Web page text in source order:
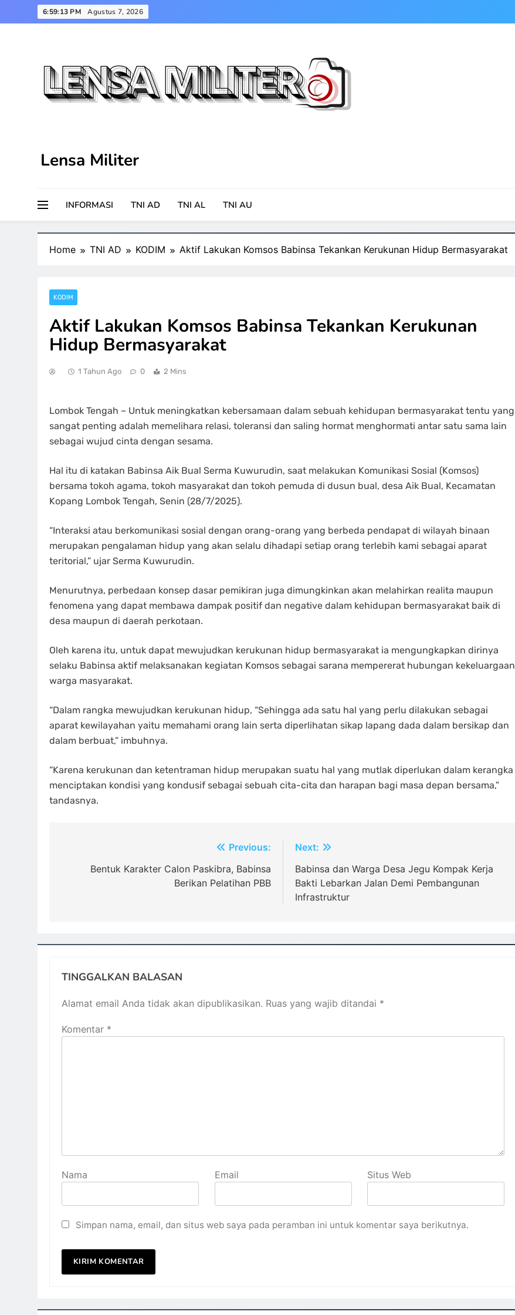
to
6:59:14 PM Agustus 7, 2026
Lensa Militer
INFORMASI TNI AD TNI AL TNI AU
Home TNI AD KODIM Aktif Lakukan Komsos Babinsa Tekankan Kerukunan Hidup Bermasyarakat
KODIM
Aktif Lakukan Komsos Babinsa Tekankan Kerukunan
Hidup Bermasyarakat
1 Tahun Ago 0 2 Mins
Lombok Tengah – Untuk meningkatkan kebersamaan dalam sebuah kehidupan bermasyarakat tentu yang
sangat penting adalah memelihara relasi, toleransi dan saling hormat menghormati antar satu sama lain
sebagai wujud cinta dengan sesama.
Hal itu di katakan Babinsa Aik Bual Serma Kuwurudin, saat melakukan Komunikasi Sosial (Komsos)
bersama tokoh agama, tokoh masyarakat dan tokoh pemuda di dusun bual, desa Aik Bual, Kecamatan
Kopang Lombok Tengah, Senin (28/7/2025).
“Interaksi atau berkomunikasi sosial dengan orang-orang yang berbeda pendapat di wilayah binaan
merupakan pengalaman hidup yang akan selalu dihadapi setiap orang terlebih kami sebagai aparat
teritorial,” ujar Serma Kuwurudin.
Menurutnya, perbedaan konsep dasar pemikiran juga dimungkinkan akan melahirkan realita maupun
fenomena yang dapat membawa dampak positif dan negative dalam kehidupan bermasyarakat baik di
desa maupun di daerah perkotaan.
Oleh karena itu, untuk dapat mewujudkan kerukunan hidup bermasyarakat ia mengungkapkan dirinya
selaku Babinsa aktif melaksanakan kegiatan Komsos sebagai sarana mempererat hubungan kekeluargaan
warga masyarakat.
“Dalam rangka mewujudkan kerukunan hidup, “Sehingga ada satu hal yang perlu dilakukan sebagai
aparat kewilayahan yaitu memahami orang lain serta diperlihatan sikap lapang dada dalam bersikap dan
dalam berbuat,” imbuhnya.
“Karena kerukunan dan ketentraman hidup merupakan suatu hal yang mutlak diperlukan dalam kerangka
menciptakan kondisi yang kondusif sebagai sebuah cita-cita dan harapan bagi masa depan bersama,”
tandasnya.
Previous:
Bentuk Karakter Calon Paskibra, Babinsa
Berikan Pelatihan PBB
Next:
Babinsa dan Warga Desa Jegu Kompak Kerja
Bakti Lebarkan Jalan Demi Pembangunan
Infrastruktur
TINGGALKAN BALASAN
Alamat email Anda tidak akan dipublikasikan. Ruas yang wajib ditandai *
Komentar *
Nama Email Situs Web
Simpan nama, email, dan situs web saya pada peramban ini untuk komentar saya berikutnya.